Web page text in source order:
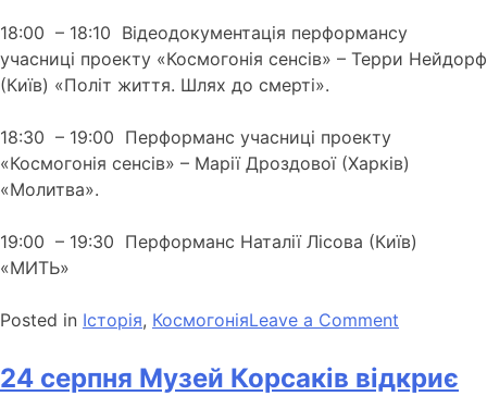
18:00 – 18:10 Відеодокументація перформансу
учасниці проекту «Космогонія сенсів» – Терри Нейдорф
(Київ) «Політ життя. Шлях до смерті».
18:30 – 19:00 Перформанс учасниці проекту
«Космогонія сенсів» – Марії Дроздової (Харків)
«Молитва».
19:00 – 19:30 Перформанс Наталії Лісова (Київ)
«МИТЬ»
Posted in Історія, КосмогоніяLeave a Comment
24 серпня Музей Корсаків відкриє